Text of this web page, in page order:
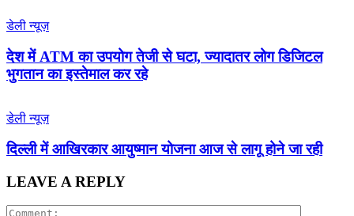
डेली न्यूज़
देश में ATM का उपयोग तेजी से घटा, ज्यादातर लोग डिजिटल
भुगतान का इस्तेमाल कर रहे
डेली न्यूज़
द‍िल्‍ली में आख‍िरकार आयुष्‍मान योजना आज से लागू होने जा रही
LEAVE A REPLY